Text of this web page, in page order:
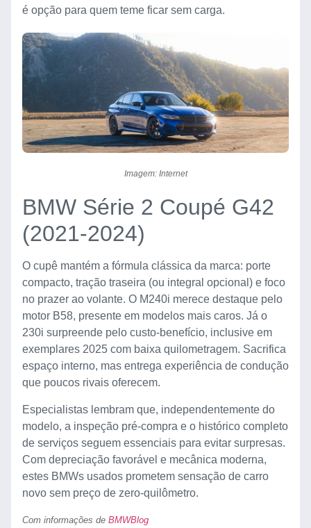
é opção para quem teme ficar sem carga.
Imagem: Internet
BMW Série 2 Coupé G42
(2021-2024)
O cupê mantém a fórmula clássica da marca: porte
compacto, tração traseira (ou integral opcional) e foco
no prazer ao volante. O M240i merece destaque pelo
motor B58, presente em modelos mais caros. Já o
230i surpreende pelo custo-benefício, inclusive em
exemplares 2025 com baixa quilometragem. Sacrifica
espaço interno, mas entrega experiência de condução
que poucos rivais oferecem.
Especialistas lembram que, independentemente do
modelo, a inspeção pré-compra e o histórico completo
de serviços seguem essenciais para evitar surpresas.
Com depreciação favorável e mecânica moderna,
estes BMWs usados prometem sensação de carro
novo sem preço de zero-quilômetro.
Com informações de BMWBlog